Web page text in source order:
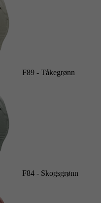
F89 - Tåkegrønn
F84 - Skogsgrønn